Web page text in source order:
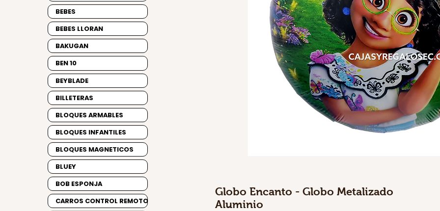
Globo Encanto - Globo Metalizado
Aluminio
BEBES
BEBES LLORAN
BAKUGAN
BEN 10
BEYBLADE
BILLETERAS
BLOQUES ARMABLES
BLOQUES INFANTILES
BLOQUES MAGNETICOS
BLUEY
BOB ESPONJA
CARROS CONTROL REMOTO